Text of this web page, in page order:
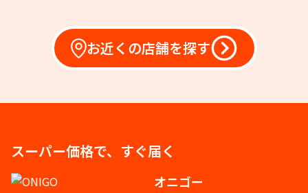
お近くの店舗を探す
スーパー価格で、すぐ届く
オニゴー